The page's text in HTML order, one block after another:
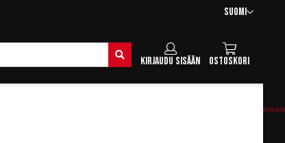
Kieli
Suomi
Ostoskori
Kirjaudu sisään